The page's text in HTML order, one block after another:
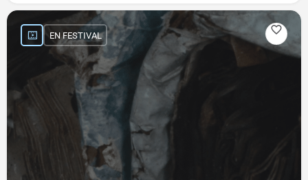
EN FESTIVAL